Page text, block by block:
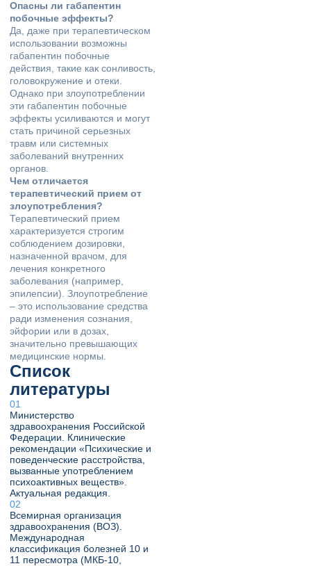
Опасны ли габапентин
побочные эффекты?
Да, даже при терапевтическом
использовании возможны
габапентин побочные
действия, такие как сонливость,
головокружение и отеки.
Однако при злоупотреблении
эти габапентин побочные
эффекты усиливаются и могут
стать причиной серьезных
травм или системных
заболеваний внутренних
органов.
Чем отличается
терапевтический прием от
злоупотребления?
Терапевтический прием
характеризуется строгим
соблюдением дозировки,
назначенной врачом, для
лечения конкретного
заболевания (например,
эпилепсии). Злоупотребление
– это использование средства
ради изменения сознания,
эйфории или в дозах,
значительно превышающих
медицинские нормы.
Список
литературы
Министерство
здравоохранения Российской
Федерации. Клинические
рекомендации «Психические и
поведенческие расстройства,
вызванные употреблением
психоактивных веществ».
Актуальная редакция.
Всемирная организация
здравоохранения (ВОЗ).
Международная
классификация болезней 10 и
11 пересмотра (МКБ-10,